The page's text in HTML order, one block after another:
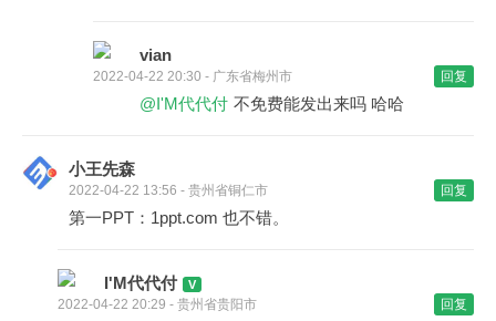
vian
2022-04-22 20:30 - 广东省梅州市 回复
@I'M代代付 不免费能发出来吗 哈哈
小王先森
2022-04-22 13:56 - 贵州省铜仁市 回复
第一PPT：1ppt.com 也不错。
I'M代代付
2022-04-22 20:29 - 贵州省贵阳市 回复